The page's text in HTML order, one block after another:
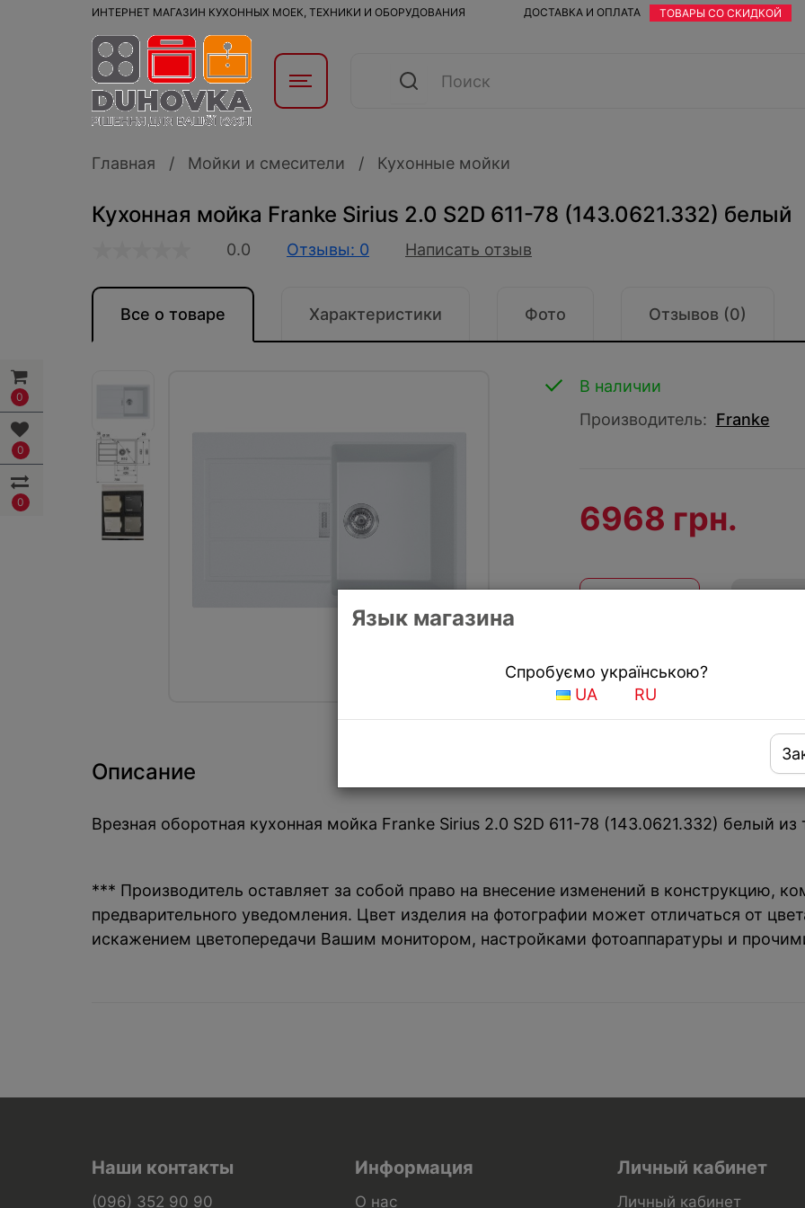
0
0
0
ИНТЕРНЕТ МАГАЗИН КУХОННЫХ МОЕК, ТЕХНИКИ И ОБОРУДОВАНИЯ ДОСТАВКА И ОПЛАТА ТОВАРЫ СО СКИДКОЙ
Главная Мойки и смесители Кухонные мойки
Кухонная мойка Franke Sirius 2.0 S2D 611-78 (143.0621.332) белый
0.0 Отзывы: 0 Написать отзыв
Все о товаре Характеристики Фото Отзывов (0)
Язык магазина
Спробуємо українською?
UA
RU
В наличии
Производитель: Franke
6968 грн.
Получить скидку
Описание
Врезная оборотная кухонная мойка Franke Sirius 2.0 S2D 611-78 (143.0621.332) белый
*** Производитель оставляет за собой право на внесение изменений в конструкцию,
предварительного уведомления. Цвет изделия на фотографии может отличаться от
искажением цветопередачи Вашим монитором, настройками фотоаппаратуры и
Наши контакты
(096) 352 90 90
Информация
О нас
Личный кабинет
Личный кабинет